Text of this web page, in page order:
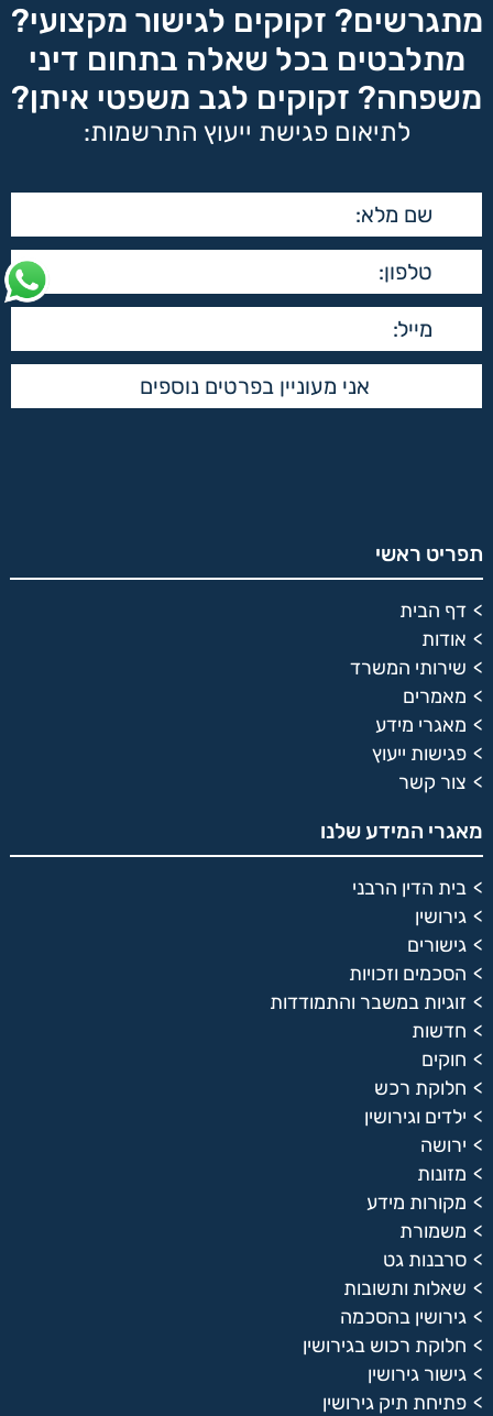
מתגרשים? זקוקים לגישור מקצועי?
מתלבטים בכל שאלה בתחום דיני
משפחה? זקוקים לגב משפטי איתן?
לתיאום פגישת ייעוץ התרשמות:
תפריט ראשי
דף הבית
אודות
שירותי המשרד
מאמרים
מאגרי מידע
פגישות ייעוץ
צור קשר
מאגרי המידע שלנו
בית הדין הרבני
גירושין
גישורים
הסכמים וזכויות
זוגיות במשבר והתמודדות
חדשות
חוקים
חלוקת רכש
ילדים וגירושין
ירושה
מזונות
מקורות מידע
משמורת
סרבנות גט
שאלות ותשובות
גירושין בהסכמה
חלוקת רכוש בגירושין
גישור גירושין
פתיחת תיק גירושין